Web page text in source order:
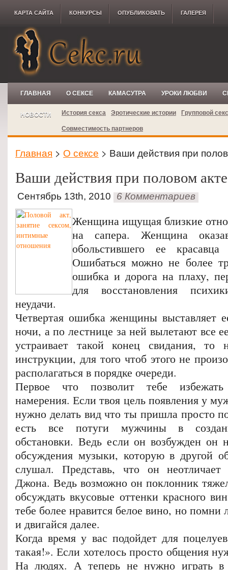
КАРТА САЙТА КОНКУРCЫ ОПУБЛИКОВАТЬ ГАЛЕРЕЯ
ГЛАВНАЯ О СЕКСЕ КАМАСУТРА УРОКИ ЛЮБВИ
НОВОСТИ История секса Эротические истории Групповой секс
Совместимость партнеров
Главная > О сексе > Ваши действия при
Ваши действия при половом акте
Сентябрь 13th, 2010 6 Комментариев
Женщина ищущая близкие
на сапера. Женщина
обольстившего ее
Ошибаться можно не более
ошибка и дорога на плаху,
для восстановления
неудачи.
Четвертая ошибка женщины выставляет
ночи, а по лестнице за ней вылетают все
устраивает такой конец свидания,
инструкции, для того чтоб этого не
располагаться в порядке очереди.
Первое что позволит тебе
намерения. Если твоя цель появления у
нужно делать вид что ты пришла просто
есть все потуги мужчины в
обстановки. Ведь если он возбужден он
обсуждения музыки, которую в другой
слушал. Представь, что он
Джона. Ведь возможно он поклонник
обсуждать вкусовые оттенки красного
тебе более нравится белое вино, но
и двигайся далее.
Когда время у вас подойдет для
такая!». Если хотелось просто общения
На людях. А теперь не нужно играть в